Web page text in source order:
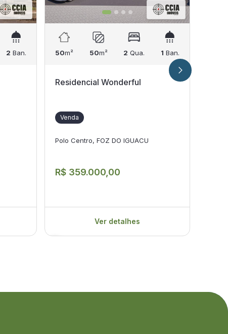
2 Ban. 50m² 50m² 2 Qua. 1 Ban.
Residencial Wonderful
Venda
Polo Centro, FOZ DO IGUACU
R$ 359.000,00
Ver detalhes